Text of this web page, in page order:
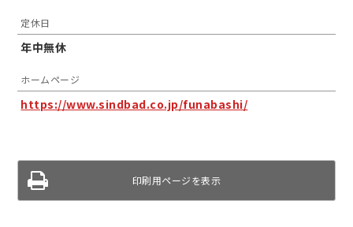
定休日
年中無休
ホームページ
https://www.sindbad.co.jp/funabashi/
印刷用ページを表示